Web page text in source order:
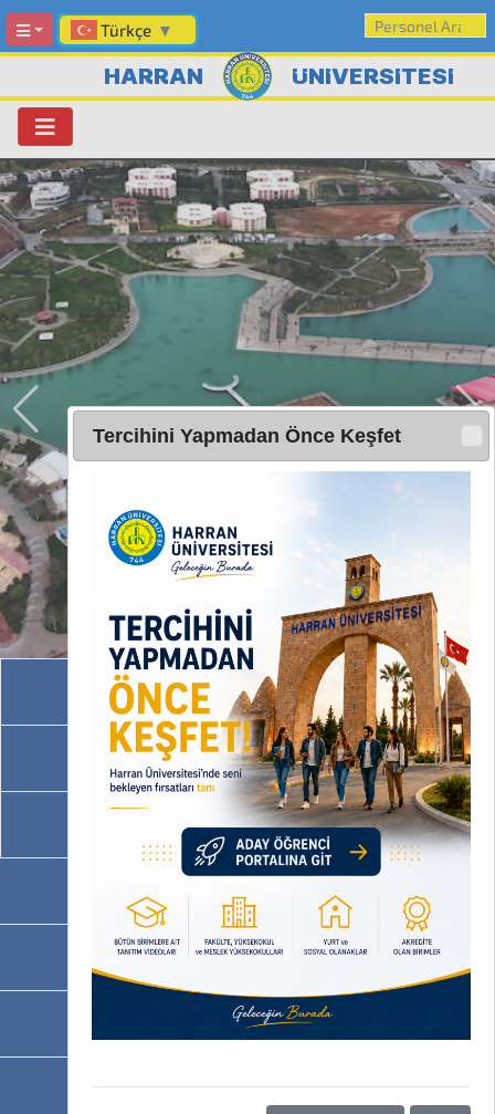
Türkçe ▼
HARRAN ÜNİVERSİTESİ
Akademik Birimler
İdari Birimler
Programlarımız
OBS
HAVİS
Uzaktan Eğitim
Tercihini Yapmadan Önce Keşfet